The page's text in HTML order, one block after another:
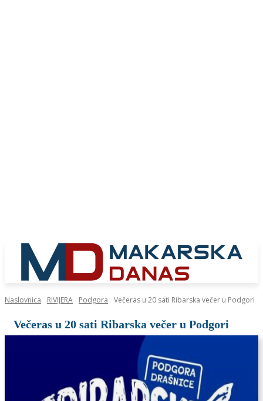
Naslovnica RIVIJERA Podgora Večeras u 20 sati Ribarska večer u Podgori
Večeras u 20 sati Ribarska večer u Podgori